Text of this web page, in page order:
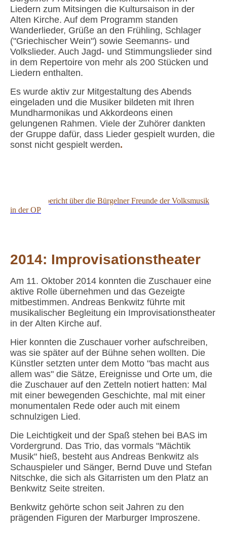
Liedern zum Mitsingen die Kultursaison in der
Alten Kirche. Auf dem Programm standen
Wanderlieder, Grüße an den Frühling, Schlager
("Griechischer Wein") sowie Seemanns- und
Volkslieder. Auch Jagd- und Stimmungslieder sind
in dem Repertoire von mehr als 200 Stücken und
Liedern enthalten.
Es wurde aktiv zur Mitgestaltung des Abends
eingeladen und die Musiker bildeten mit Ihren
Mundharmonikas und Akkordeons einen
gelungenen Rahmen. Viele der Zuhörer dankten
der Gruppe dafür, dass Lieder gespielt wurden, die
sonst nicht gespielt werden.
Zeitungsbericht über die Bürgelner Freunde der Volksmusik
in der OP
2014: Improvisationstheater
Am 11. Oktober 2014 konnten die Zuschauer eine
aktive Rolle übernehmen und das Gezeigte
mitbestimmen. Andreas Benkwitz führte mit
musikalischer Begleitung ein Improvisationstheater
in der Alten Kirche auf.
Hier konnten die Zuschauer vorher aufschreiben,
was sie später auf der Bühne sehen wollten. Die
Künstler setzten unter dem Motto "bas macht aus
allem was" die Sätze, Ereignisse und Orte um, die
die Zuschauer auf den Zetteln notiert hatten: Mal
mit einer bewegenden Geschichte, mal mit einer
monumentalen Rede oder auch mit einem
schnulzigen Lied.
Die Leichtigkeit und der Spaß stehen bei BAS im
Vordergrund. Das Trio, das vormals "Mächtik
Musik" hieß, besteht aus Andreas Benkwitz als
Schauspieler und Sänger, Bernd Duve und Stefan
Nitschke, die sich als Gitarristen um den Platz an
Benkwitz Seite streiten.
Benkwitz gehörte schon seit Jahren zu den
prägenden Figuren der Marburger Improszene.